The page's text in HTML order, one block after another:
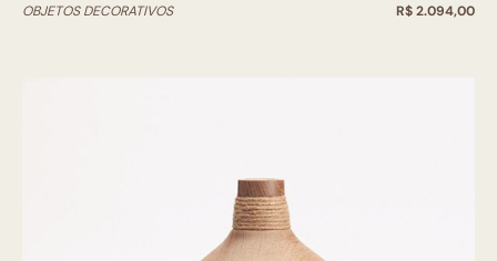
OBJETOS DECORATIVOS
R$ 2.094,00